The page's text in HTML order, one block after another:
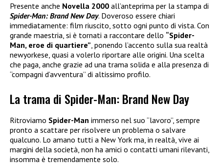
Presente anche Novella 2000 all’anteprima per la stampa di
Spider-Man: Brand New Day. Doveroso essere chiari
immediatamente: film riuscito, sotto ogni punto di vista. Con
grande maestria, si è tornati a raccontare dello “Spider-
Man, eroe di quartiere” , ponendo l’accento sulla sua realtà
newyorkese, quasi a volerlo riportare alle origini. Una scelta
che paga, anche grazie ad una trama solida e alla presenza di
“compagni d’avventura” di altissimo profilo.
La trama di Spider-Man: Brand New Day
Ritroviamo Spider-Man immerso nel suo “lavoro”, sempre
pronto a scattare per risolvere un problema o salvare
qualcuno. Lo amano tutti a New York ma, in realtà, vive ai
margini della società, non ha amici o contatti umani rilevanti,
insomma è tremendamente solo.